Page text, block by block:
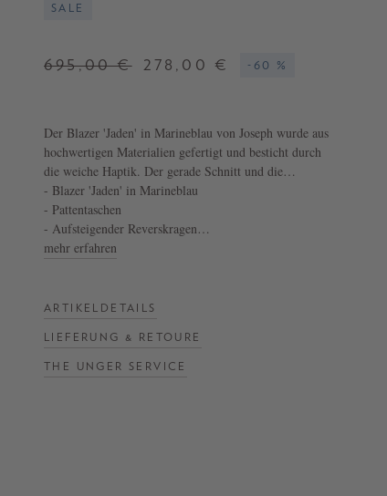
NEW
NOW
LIVE:
UNGER
COLLECTION
F/W
SALE
695,00 € 278,00 € -60 %
Der Blazer 'Jaden' in Marineblau von Joseph wurde aus
hochwertigen Materialien gefertigt und besticht durch
die weiche Haptik. Der gerade Schnitt und die
doppelreihige Knopfleiste machen dieses Design zu
einem absoluten Hingucker. Die Pattentaschen und der
aufsteigende Reverskragen vollenden dieses Modell.
- Blazer 'Jaden' in Marineblau
- Pattentaschen
- Aufsteigender Reverskragen
- Doppelreihige Knopfleiste
mehr erfahren
ARTIKELDETAILS
LIEFERUNG & RETOURE
THE UNGER SERVICE